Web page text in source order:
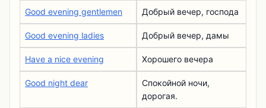
Good evening gentlemen Добрый вечер, господа
Good evening ladies Добрый вечер, дамы
Have a nice evening Хорошего вечера
Good night dear
Спокойной ночи,
дорогая.